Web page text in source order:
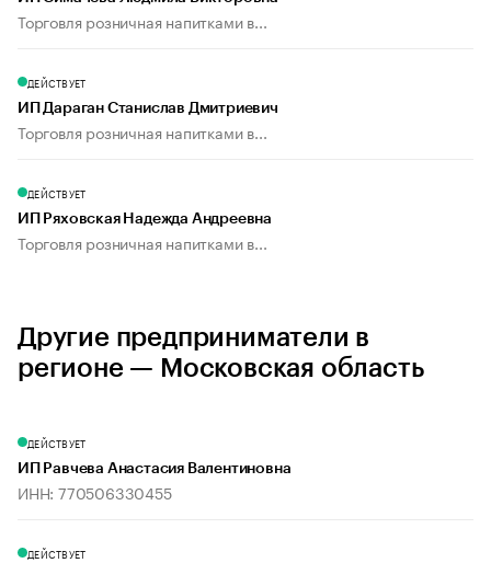
Торговля розничная напитками в...
ДЕЙСТВУЕТ
ИП Дараган Станислав Дмитриевич
Торговля розничная напитками в...
ДЕЙСТВУЕТ
ИП Ряховская Надежда Андреевна
Торговля розничная напитками в...
Другие предприниматели в
регионе — Московская область
ДЕЙСТВУЕТ
ИП Равчева Анастасия Валентиновна
ИНН: 770506330455
ДЕЙСТВУЕТ